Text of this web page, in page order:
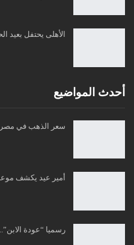
الأهلى يحتفل بعيد
أحدث المواضيع
سعر الذهب في مصر اليوم
أمير عيد يكشف
رسميا “عودة